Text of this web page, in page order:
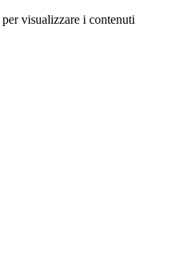
visualizzare i contenuti